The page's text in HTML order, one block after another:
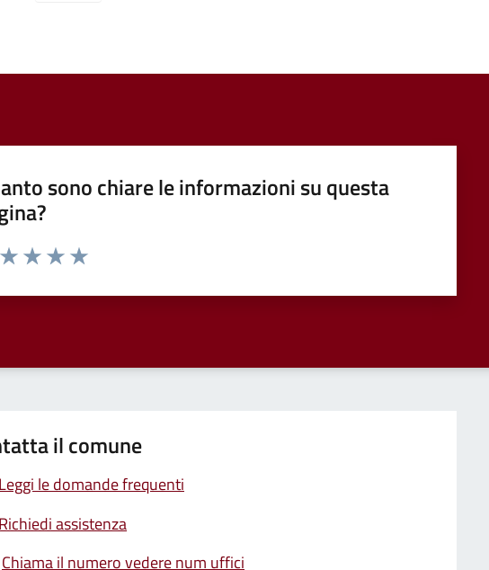
sono chiare le informazioni su questa
da 1 a 5 stelle la pagina
il comune
Leggi le domande frequenti
Richiedi assistenza
Chiama il numero vedere num uffici